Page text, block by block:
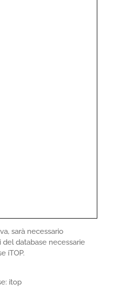
sarà necessario
database necessarie
iTOP.
itop